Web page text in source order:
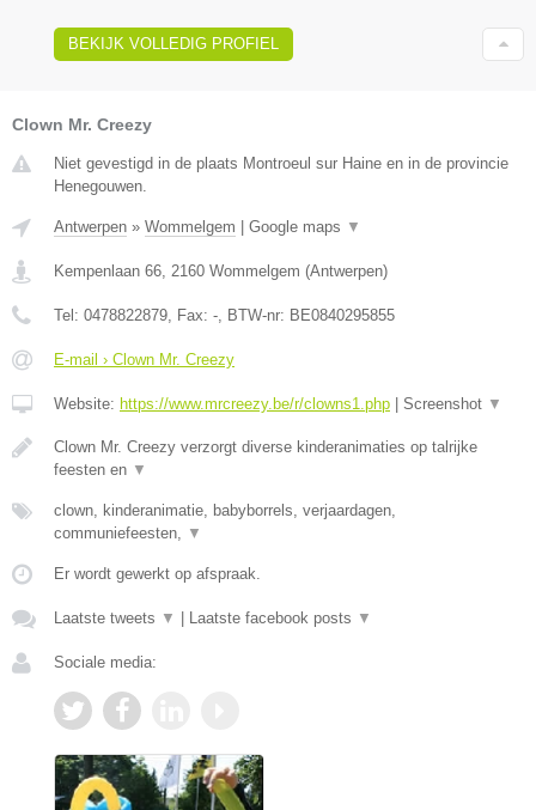
BEKIJK VOLLEDIG PROFIEL
Clown Mr. Creezy
Niet gevestigd in de plaats Montroeul sur Haine en in de provincie
Henegouwen.
Antwerpen » Wommelgem Google maps ▼
Kempenlaan 66, 2160 Wommelgem (Antwerpen)
Tel: 0478822879, Fax: -, BTW-nr: BE0840295855
E-mail › Clown Mr. Creezy
Website: https://www.mrcreezy.be/r/clowns1.php Screenshot ▼
Clown Mr. Creezy verzorgt diverse kinderanimaties op talrijke
feesten en ▼
clown, kinderanimatie, babyborrels, verjaardagen,
communiefeesten, ▼
Er wordt gewerkt op afspraak.
Laatste tweets ▼ Laatste facebook posts ▼
Sociale media: